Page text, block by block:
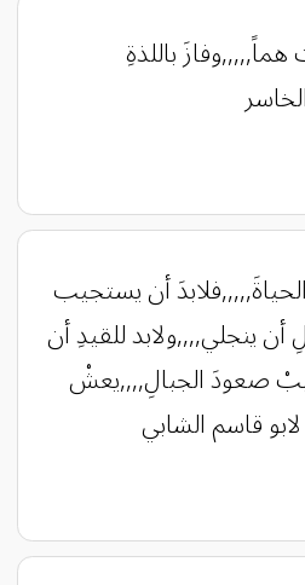
باللذةِ
أن يستجيب
أن ينجلي,,,,ولابد للقيدِ أن
صعودَ الجبالِ,,,,يعشْ
قاسم الشابي